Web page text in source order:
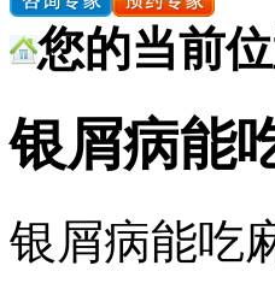
您的当前位
银屑病能
银屑病能吃